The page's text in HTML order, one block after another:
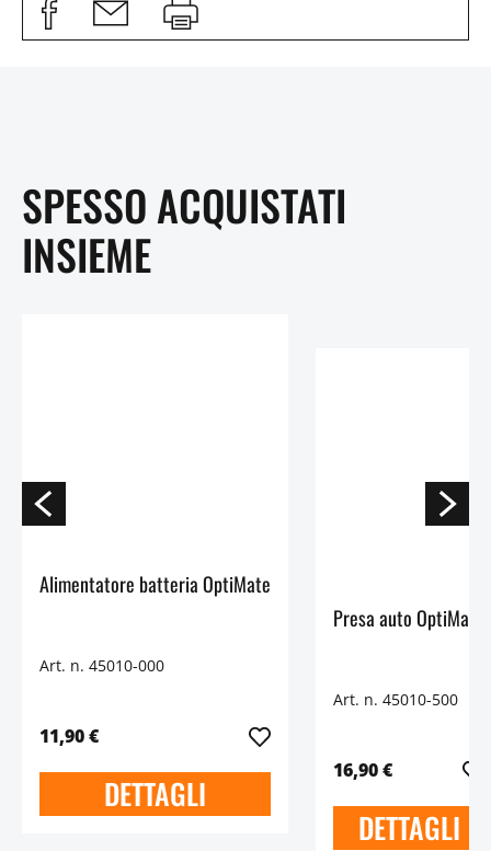
SPESSO ACQUISTATI
INSIEME
Alimentatore batteria OptiMate
Art. n. 45010-000
11,90 €
DETTAGLI
Presa auto OptiMate
Art. n. 45010-500
16,90 €
DETTAGLI